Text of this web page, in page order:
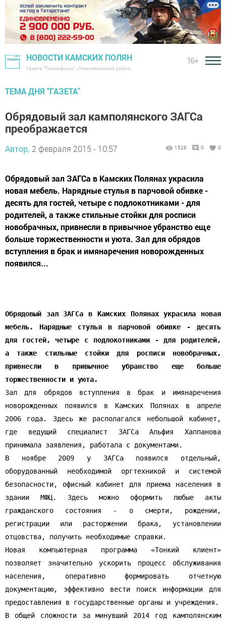
НОВОСТИ КАМСКИХ ПОЛЯН
Газета "Посинформ" - Нижнекамский район
16+
ТЕМА ДНЯ "ГАЗЕТА"
Обрядовый зал камполянского ЗАГСа
преображается
Автор, 2 февраля 2015 - 10:57 1528 0 0
Обрядовый зал ЗАГСа в Камских Полянах украсила
новая мебель. Нарядные стулья в парчовой обивке -
десять для гостей, четыре с подлокотниками - для
родителей, а также стильные стойки для росписи
новобрачных, привнесли в привычное убранство еще
больше торжественности и уюта. Зал для обрядов
вступления в брак и имянаречения новорожденных
появился...
Обрядовый зал ЗАГСа в Камских Полянах украсила новая
мебель. Нарядные стулья в парчовой обивке - десять
для гостей, четыре с подлокотниками - для родителей,
а также стильные стойки для росписи новобрачных,
привнесли в привычное убранство еще больше
торжественности и уюта.
Зал для обрядов вступления в брак и имянаречения
новорожденных появился в Камских Полянах в апреле
2006 года. Здесь же располагался небольшой кабинет,
где ведущий специалист ЗАГСа Альфия Хаппанова
принимала заявления, работала с документами.
В ноябре 2009 у ЗАГСа появился отдельный,
оборудованный необходимой оргтехникой и системой
безопасности, офисный кабинет для приема населения в
здании МФЦ. Здесь можно оформить любые акты
гражданского состояния - о смерти, рождении,
регистрации или расторжении брака, установлении
отцовства, получить необходимые справки.
Новая компьютерная программа «Тонкий клиент»
позволяет значительно ускорить процесс обслуживания
населения, оперативно формировать отчетную
документацию, эффективно вести поиск информации для
предоставления в государственные органы и учреждения.
В общей сложности за минувший 2014 год камполянским